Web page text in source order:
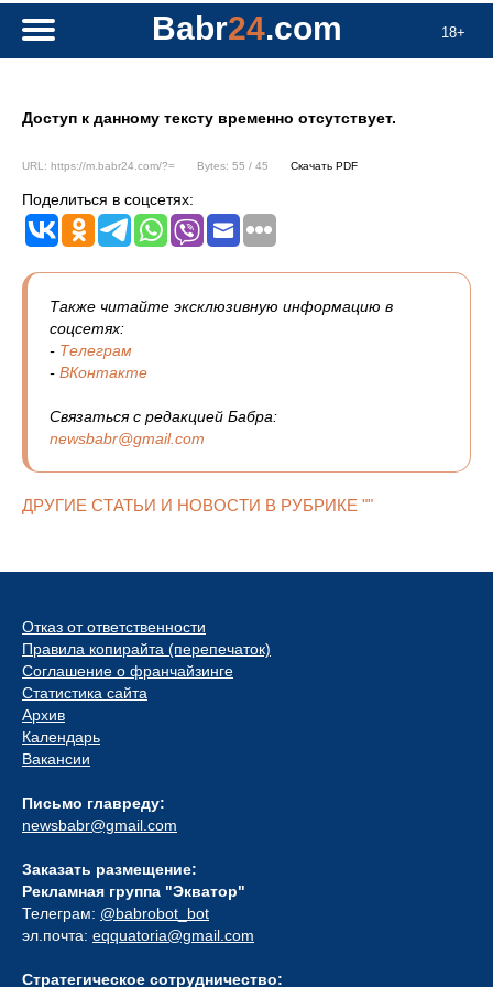
18+
Babr24.com
Доступ к данному тексту временно отсутствует.
URL: https://m.babr24.com/?= Bytes: 55 / 45 Скачать PDF
Поделиться в соцсетях:
Также читайте эксклюзивную информацию в
соцсетях:
- Телеграм
- ВКонтакте
Связаться с редакцией Бабра:
newsbabr@gmail.com
ДРУГИЕ СТАТЬИ И НОВОСТИ В РУБРИКЕ ""
Отказ от ответственности
Правила копирайта (перепечаток)
Соглашение о франчайзинге
Статистика сайта
Архив
Календарь
Вакансии
Письмо главреду:
newsbabr@gmail.com
Заказать размещение:
Рекламная группа "Экватор"
Телеграм: @babrobot_bot
эл.почта: eqquatoria@gmail.com
Стратегическое сотрудничество: